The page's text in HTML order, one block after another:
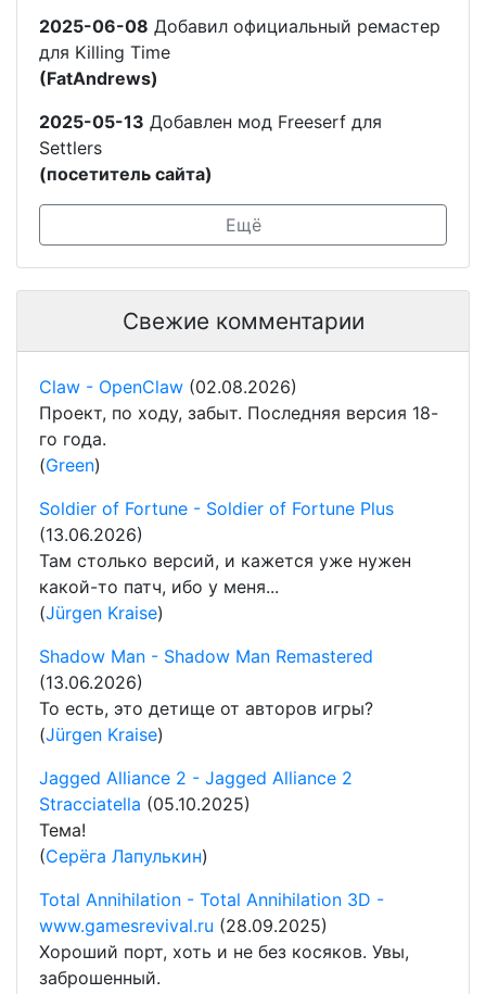
2025-06-08 Добавил официальный ремастер
для Killing Time
(FatAndrews)
2025-05-13 Добавлен мод Freeserf для
Settlers
(посетитель сайта)
Ещё
Свежие комментарии
Claw - OpenClaw (02.08.2026)
Проект, по ходу, забыт. Последняя версия 18-
го года.
(Green)
Soldier of Fortune - Soldier of Fortune Plus
(13.06.2026)
Там столько версий, и кажется уже нужен
какой-то патч, ибо у меня...
(Jürgen Kraise)
Shadow Man - Shadow Man Remastered
(13.06.2026)
То есть, это детище от авторов игры?
(Jürgen Kraise)
Jagged Alliance 2 - Jagged Alliance 2
Stracciatella (05.10.2025)
Тема!
(Серёга Лапулькин)
Total Annihilation - Total Annihilation 3D -
www.gamesrevival.ru (28.09.2025)
Хороший порт, хоть и не без косяков. Увы,
заброшенный.